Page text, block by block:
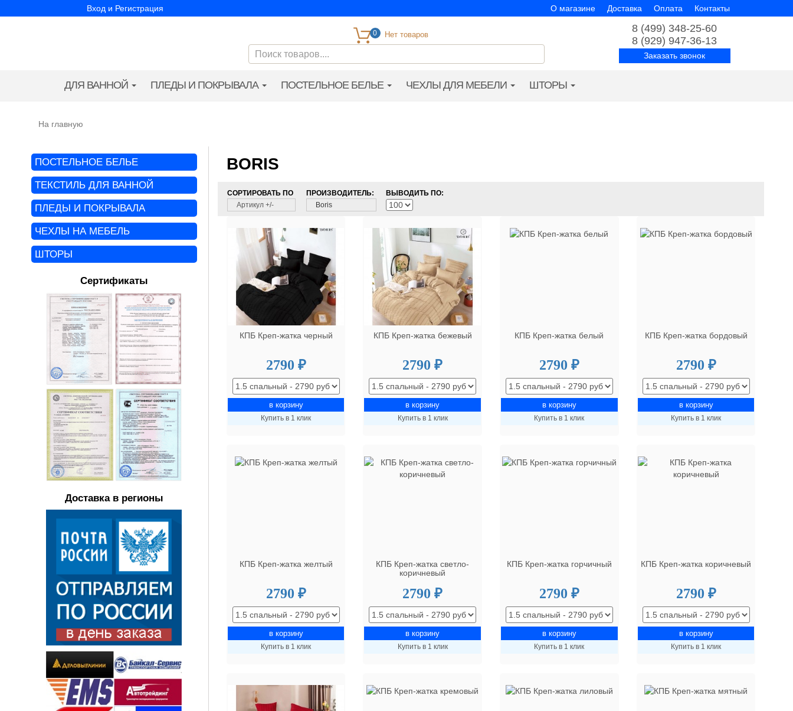
Вход и Регистрация О магазине Доставка Оплата Контакты
0
8 (499) 348-25-60
8 (929) 947-36-13
Заказать звонок
ДЛЯ ВАННОЙ ПЛЕДЫ И ПОКРЫВАЛА ПОСТЕЛЬНОЕ БЕЛЬЕ ЧЕХЛЫ ДЛЯ МЕБЕЛИ ШТОРЫ
На главную
ПОСТЕЛЬНОЕ БЕЛЬЕ
ТЕКСТИЛЬ ДЛЯ ВАННОЙ
ПЛЕДЫ И ПОКРЫВАЛА
ЧЕХЛЫ НА МЕБЕЛЬ
ШТОРЫ
Сертификаты
Доставка в регионы
BORIS
СОРТИРОВАТЬ ПО
Артикул +/-
ПРОИЗВОДИТЕЛЬ:
Boris
ВЫВОДИТЬ ПО:
КПБ Креп-жатка черный
2790 ₽
Купить в 1 клик
КПБ Креп-жатка бежевый
2790 ₽
Купить в 1 клик
КПБ Креп-жатка белый
2790 ₽
Купить в 1 клик
КПБ Креп-жатка бордовый
2790 ₽
Купить в 1 клик
КПБ Креп-жатка желтый
2790 ₽
Купить в 1 клик
КПБ Креп-жатка светло-
коричневый
2790 ₽
Купить в 1 клик
КПБ Креп-жатка горчичный
2790 ₽
Купить в 1 клик
КПБ Креп-жатка коричневый
2790 ₽
Купить в 1 клик